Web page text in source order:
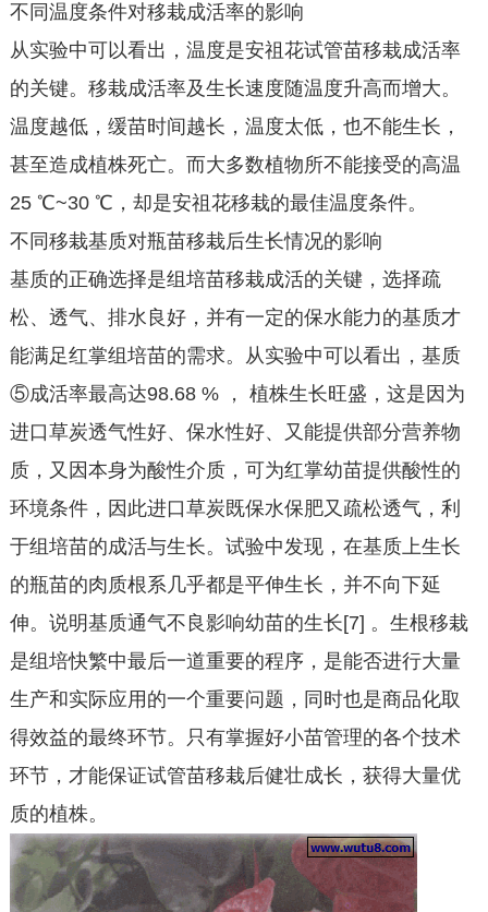
不同温度条件对移栽成活率的影响
从实验中可以看出，温度是安祖花试管苗移栽成活率
的关键。移栽成活率及生长速度随温度升高而增大。
温度越低，缓苗时间越长，温度太低，也不能生长，
甚至造成植株死亡。而大多数植物所不能接受的高温
25 ℃~30 ℃，却是安祖花移栽的最佳温度条件。
不同移栽基质对瓶苗移栽后生长情况的影响
基质的正确选择是组培苗移栽成活的关键，选择疏
松、透气、排水良好，并有一定的保水能力的基质才
能满足红掌组培苗的需求。从实验中可以看出，基质
⑤成活率最高达98.68 % ， 植株生长旺盛，这是因为
进口草炭透气性好、保水性好、又能提供部分营养物
质，又因本身为酸性介质，可为红掌幼苗提供酸性的
环境条件，因此进口草炭既保水保肥又疏松透气，利
于组培苗的成活与生长。试验中发现，在基质上生长
的瓶苗的肉质根系几乎都是平伸生长，并不向下延
伸。说明基质通气不良影响幼苗的生长[7] 。生根移栽
是组培快繁中最后一道重要的程序，是能否进行大量
生产和实际应用的一个重要问题，同时也是商品化取
得效益的最终环节。只有掌握好小苗管理的各个技术
环节，才能保证试管苗移栽后健壮成长，获得大量优
质的植株。